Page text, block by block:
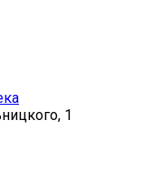
1